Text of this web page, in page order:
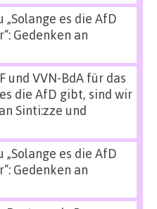
„Solange es die AfD
Gedenken an
und VVN-BdA für das
die AfD gibt, sind wir
Sinti:zze und
„Solange es die AfD
Gedenken an